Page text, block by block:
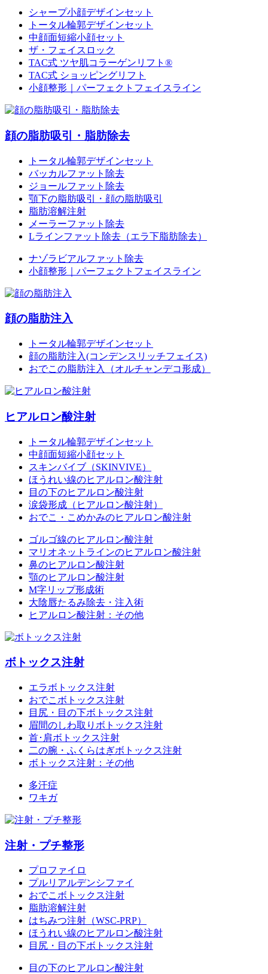
シャープ小顔デザインセット
トータル輪郭デザインセット
中顔面短縮小顔セット
ザ・フェイスロック
TAC式 ツヤ肌コラーゲンリフト®
TAC式 ショッピングリフト
小顔整形｜パーフェクトフェイスライン
顔の脂肪吸引・脂肪除去
トータル輪郭デザインセット
バッカルファット除去
ジョールファット除去
顎下の脂肪吸引・顔の脂肪吸引
脂肪溶解注射
メーラーファット除去
Lラインファット除去（エラ下脂肪除去）
ナゾラビアルファット除去
小顔整形｜パーフェクトフェイスライン
顔の脂肪注入
トータル輪郭デザインセット
顔の脂肪注入(コンデンスリッチフェイス)
おでこの脂肪注入（オルチャンデコ形成）
ヒアルロン酸注射
トータル輪郭デザインセット
中顔面短縮小顔セット
スキンバイブ（SKINVIVE）
ほうれい線のヒアルロン酸注射
目の下のヒアルロン酸注射
涙袋形成（ヒアルロン酸注射）
おでこ・こめかみのヒアルロン酸注射
ゴルゴ線のヒアルロン酸注射
マリオネットラインのヒアルロン酸注射
鼻のヒアルロン酸注射
顎のヒアルロン酸注射
M字リップ形成術
大陰唇たるみ除去・注入術
ヒアルロン酸注射：その他
ボトックス注射
エラボトックス注射
おでこボトックス注射
目尻・目の下ボトックス注射
眉間のしわ取りボトックス注射
首･肩ボトックス注射
二の腕・ふくらはぎボトックス注射
ボトックス注射：その他
多汗症
ワキガ
注射・プチ整形
プロファイロ
プルリアルデンシファイ
おでこボトックス注射
脂肪溶解注射
はちみつ注射（WSC-PRP）
ほうれい線のヒアルロン酸注射
目尻・目の下ボトックス注射
目の下のヒアルロン酸注射